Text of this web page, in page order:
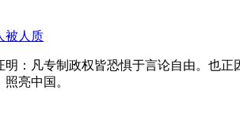
被人质
：凡专制政权皆恐惧于言论自由。也
亮中国。